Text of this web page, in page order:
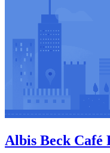
Albis Beck Café